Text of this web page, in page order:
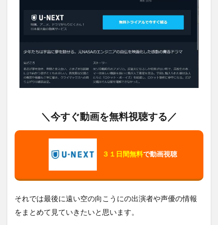
＼今すぐ動画を無料視聴する／
３１日間無料で動画視聴
それでは最後に遠い空の向こうにの出演者や声優の情報
をまとめて見ていきたいと思います。